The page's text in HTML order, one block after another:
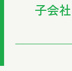
子会